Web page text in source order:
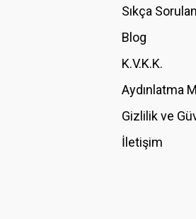
Ürün fiyatı diğer sitelerden daha
Bu ürüne benzer farklı alternatifler
Sıkça
Blog
K.V.K.K.
Aydınlatma
Gizlilik ve
İletişim